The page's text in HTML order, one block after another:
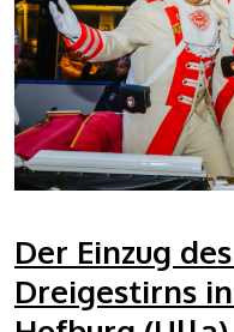
Der Einzug
Dreigestirns